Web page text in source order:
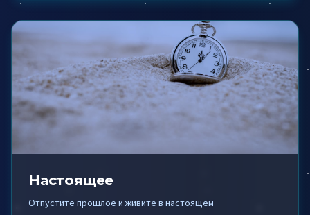
Настоящее
Отпустите прошлое и живите в настоящем